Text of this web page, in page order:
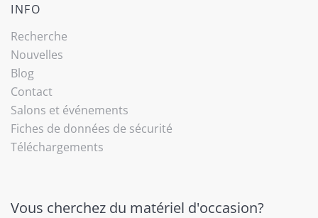
INFO
Recherche
Nouvelles
Blog
Contact
Salons et événements
Fiches de données de sécurité
Téléchargements
Vous cherchez du matériel d'occasion?